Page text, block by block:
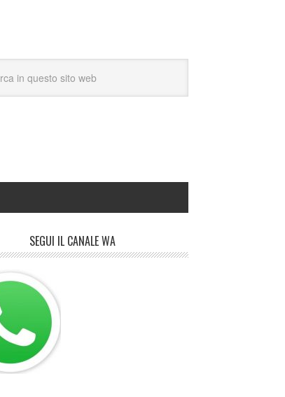
SEGUI IL CANALE WA